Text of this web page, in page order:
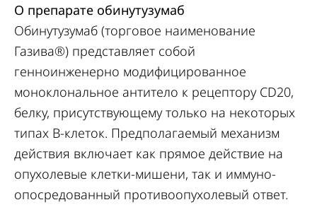
О препарате обинутузумаб
Обинутузумаб (торговое наименование
Газива®) представляет собой
генноинженерно модифицированное
моноклональное антитело к рецептору CD20,
белку, присутствующему только на некоторых
типах В-клеток. Предполагаемый механизм
действия включает как прямое действие на
опухолевые клетки-мишени, так и иммуно-
опосредованный противоопухолевый ответ.